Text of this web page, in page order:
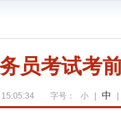
员考试考
字号： 小 中